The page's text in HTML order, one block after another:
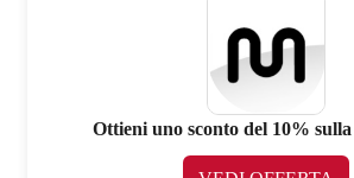
Ottieni uno sconto del 10%